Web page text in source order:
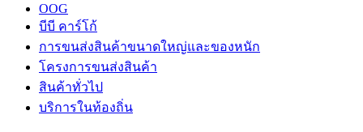
OOG
บีบี คาร์โก้
การขนส่งสินค้าขนาดใหญ่และของหนัก
โครงการขนส่งสินค้า
สินค้าทั่วไป
บริการในท้องถิ่น